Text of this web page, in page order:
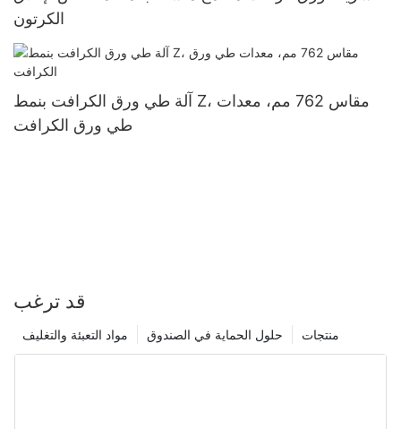
الكرتون
آلة طي ورق الكرافت بنمط Z، مقاس 762 مم، معدات
طي ورق الكرافت
قد ترغب
منتجات حلول الحماية في الصندوق مواد التعبئة والتغليف